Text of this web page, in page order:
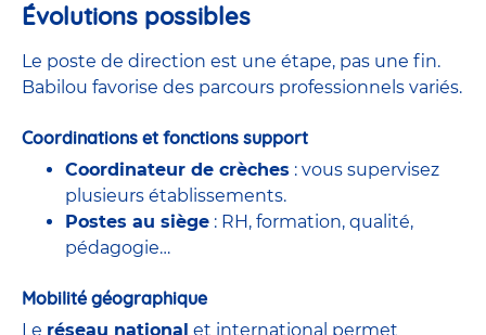
Évolutions possibles
Le poste de direction est une étape, pas une fin.
Babilou favorise des parcours professionnels variés.
Coordinations et fonctions support
Coordinateur de crèches : vous supervisez
plusieurs établissements.
Postes au siège : RH, formation, qualité,
pédagogie…
Mobilité géographique
Le réseau national et international permet